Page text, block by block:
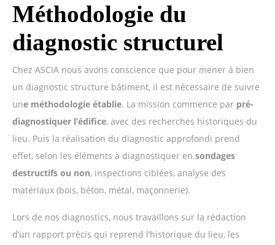
Méthodologie du
diagnostic structurel
Chez ASCIA nous avons conscience que pour mener à bien
un diagnostic structure bâtiment, il est nécessaire de suivre
une méthodologie établie. La mission commence par pré-
diagnostiquer l’édifice, avec des recherches historiques du
lieu. Puis la réalisation du diagnostic approfondi prend
effet, selon les éléments à diagnostiquer en sondages
destructifs ou non, inspections ciblées, analyse des
matériaux (bois, béton, métal, maçonnerie).
Lors de nos diagnostics, nous travaillons sur la rédaction
d’un rapport précis qui reprend l’historique du lieu, les